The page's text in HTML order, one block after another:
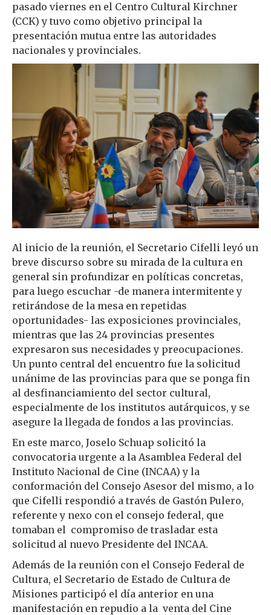
pasado viernes en el Centro Cultural Kirchner
(CCK) y tuvo como objetivo principal la
presentación mutua entre las autoridades
nacionales y provinciales.
Al inicio de la reunión, el Secretario Cifelli leyó un
breve discurso sobre su mirada de la cultura en
general sin profundizar en políticas concretas,
para luego escuchar -de manera intermitente y
retirándose de la mesa en repetidas
oportunidades- las exposiciones provinciales,
mientras que las 24 provincias presentes
expresaron sus necesidades y preocupaciones.
Un punto central del encuentro fue la solicitud
unánime de las provincias para que se ponga fin
al desfinanciamiento del sector cultural,
especialmente de los institutos autárquicos, y se
asegure la llegada de fondos a las provincias.
En este marco, Joselo Schuap solicitó la
convocatoria urgente a la Asamblea Federal del
Instituto Nacional de Cine (INCAA) y la
conformación del Consejo Asesor del mismo, a lo
que Cifelli respondió a través de Gastón Pulero,
referente y nexo con el consejo federal, que
tomaban el compromiso de trasladar esta
solicitud al nuevo Presidente del INCAA.
Además de la reunión con el Consejo Federal de
Cultura, el Secretario de Estado de Cultura de
Misiones participó el día anterior en una
manifestación en repudio a la venta del Cine